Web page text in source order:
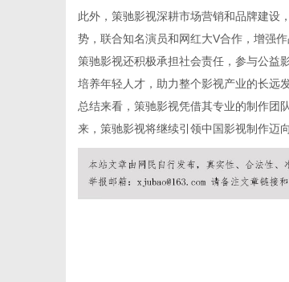
此外，策驰影视深耕市场营销和品牌建设
势，联合知名演员和网红大V合作，增强
策驰影视还积极承担社会责任，参与公益
培养年轻人才，助力整个影视产业的长远发
总结来看，策驰影视凭借其专业的制作团
来，策驰影视将继续引领中国影视制作迈